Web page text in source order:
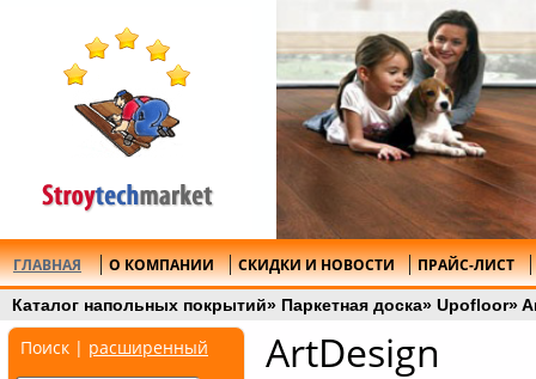
ГЛАВНАЯ О КОМПАНИИ СКИДКИ И НОВОСТИ ПРАЙС-ЛИСТ
Каталог напольных покрытий» Паркетная доска» Upofloor»
ArtDesign
Поиск | расширенный